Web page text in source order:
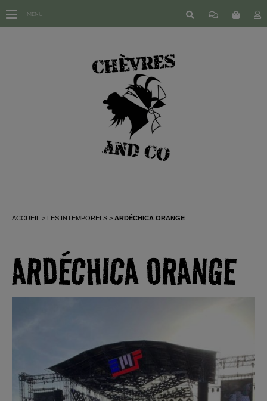
ACCUEIL LES INTEMPORELS ARDÉCHICA ORANGE
ARDÉCHICA ORANGE
MENU